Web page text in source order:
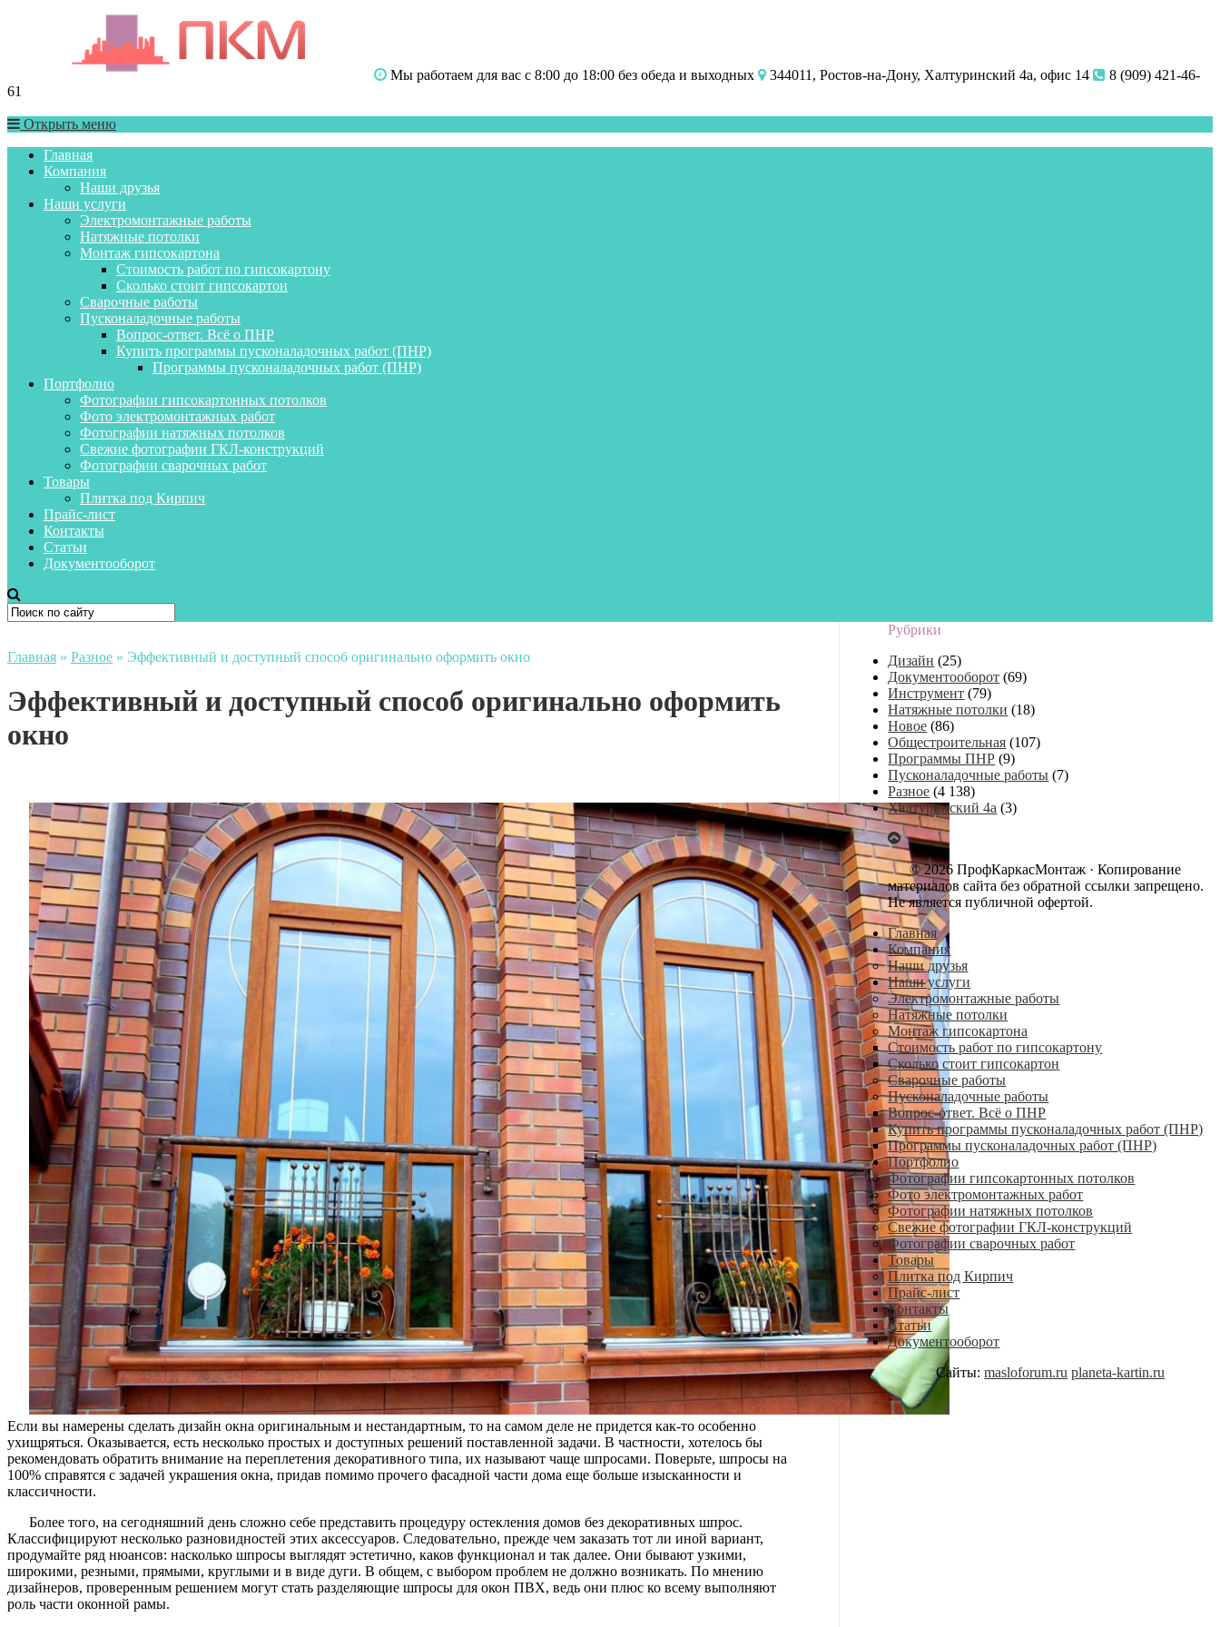
Мы работаем для вас с 8:00 до 18:00 без обеда и выходных 344011, Ростов-на-Дону, Халтуринский 4а, офис 14
8 (909) 421-46-
61
Открыть меню
Главная
Компания
Наши друзья
Наши услуги
Электромонтажные работы
Натяжные потолки
Монтаж гипсокартона
Стоимость работ по гипсокартону
Сколько стоит гипсокартон
Сварочные работы
Пусконаладочные работы
Вопрос-ответ. Всё о ПНР
Купить программы пусконаладочных работ (ПНР)
Программы пусконаладочных работ (ПНР)
Портфолио
Фотографии гипсокартонных потолков
Фото электромонтажных работ
Фотографии натяжных потолков
Свежие фотографии ГКЛ-конструкций
Фотографии сварочных работ
Товары
Плитка под Кирпич
Прайс-лист
Контакты
Статьи
Документооборот
Главная » Разное » Эффективный и доступный способ оригинально оформить окно
Эффективный и доступный способ оригинально оформить
окно
Если вы намерены сделать дизайн окна оригинальным и нестандартным, то на самом деле не придется как-то особенно
ухищряться. Оказывается, есть несколько простых и доступных решений поставленной задачи. В частности, хотелось бы
рекомендовать обратить внимание на переплетения декоративного типа, их называют чаще шпросами. Поверьте, шпросы на
100% справятся с задачей украшения окна, придав помимо прочего фасадной части дома еще больше изысканности и
классичности.
Более того, на сегодняшний день сложно себе представить процедуру остекления домов без декоративных шпрос.
Классифицируют несколько разновидностей этих аксессуаров. Следовательно, прежде чем заказать тот ли иной вариант,
продумайте ряд нюансов: насколько шпросы выглядят эстетично, каков функционал и так далее. Они бывают узкими,
широкими, резными, прямыми, круглыми и в виде дуги. В общем, с выбором проблем не должно возникать. По мнению
дизайнеров, проверенным решением могут стать разделяющие шпросы для окон ПВХ, ведь они плюс ко всему выполняют
роль части оконной рамы.
Рубрики
Дизайн (25)
Документооборот (69)
Инструмент (79)
Натяжные потолки (18)
Новое (86)
Общестроительная (107)
Программы ПНР (9)
Пусконаладочные работы (7)
Разное (4 138)
Халтуринский 4а (3)
© 2026 ПрофКаркасМонтаж · Копирование
материалов сайта без обратной ссылки запрещено.
Не является публичной офертой.
Главная
Компания
Наши друзья
Наши услуги
Электромонтажные работы
Натяжные потолки
Монтаж гипсокартона
Стоимость работ по гипсокартону
Сколько стоит гипсокартон
Сварочные работы
Пусконаладочные работы
Вопрос-ответ. Всё о ПНР
Купить программы пусконаладочных работ (ПНР)
Программы пусконаладочных работ (ПНР)
Портфолио
Фотографии гипсокартонных потолков
Фото электромонтажных работ
Фотографии натяжных потолков
Свежие фотографии ГКЛ-конструкций
Фотографии сварочных работ
Товары
Плитка под Кирпич
Прайс-лист
Контакты
Статьи
Документооборот
Сайты:masloforum.ru planeta-kartin.ru